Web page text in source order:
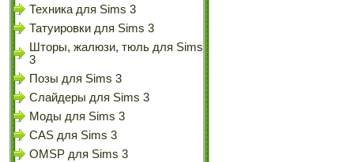
Техника для Sims 3
Татуировки для Sims 3
Шторы, жалюзи, тюль для Sims
3
Позы для Sims 3
Слайдеры для Sims 3
Моды для Sims 3
CAS для Sims 3
OMSP для Sims 3